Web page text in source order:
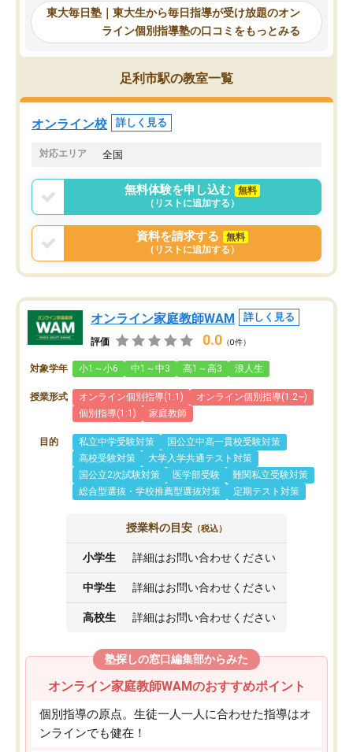
東大毎日塾にたどり着きました。学習
の長期計画や日々の勉強のやり方につ
いて客観的なアドバイスをいただけた
ので、自信をもって受験勉強を進める
ことができました。自分のように勉強
のやり方や進捗管理で苦労している方
には特におすすめしたい塾です。
東大毎日塾｜東大生から毎日指導が受け放題のオン
ライン個別指導塾の口コミをもっとみる
足利市駅の教室一覧
オンライン校 詳しく見る
対応エリア 全国
無料体験を申し込む
無料
（リストに追加する）
資料を請求する
無料
（リストに追加する）
オンライン家庭教師WAM 詳しく見る
評価 0.0 （0件）
対象学年 小1～小6 中1～中3 高1～高3 浪人生
授業形式 オンライン個別指導(1:1)
オンライン個別指導(1:2~)
個別指導(1:1)
家庭教師
目的 私立中学受験対策
国公立中高一貫校受験対策
高校受験対策
大学入学共通テスト対策
国公立2次試験対策
医学部受験
難関私立受験対策
総合型選抜・学校推薦型選抜対策
定期テスト対策
授業料の目安 （税込）
小学生 詳細はお問い合わせください
中学生 詳細はお問い合わせください
高校生 詳細はお問い合わせください
塾探しの窓口編集部からみた
オンライン家庭教師WAMのおすすめポイント
個別指導の原点。生徒一人一人に合わせた指導はオ
ンラインでも健在！